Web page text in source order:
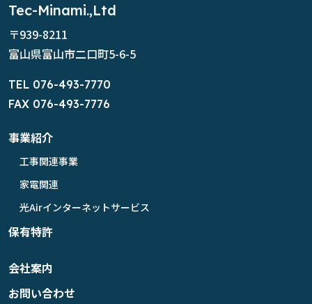
Tec-Minami.,Ltd
〒939-8211
富山県富山市二口町5-6-5
TEL 076-493-7770
FAX 076-493-7776
事業紹介
工事関連事業
家電関連
光Airインターネットサービス
保有特許
会社案内
お問い合わせ